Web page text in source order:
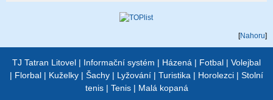
[Nahoru]
TJ Tatran Litovel | Informační systém | Házená | Fotbal | Volejbal
| Florbal | Kuželky | Šachy | Lyžování | Turistika | Horolezci | Stolní
tenis| Tenis| Malá kopaná